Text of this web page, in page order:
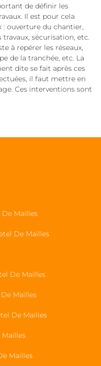
de définir les
Il est pour cela
: ouverture du chantier,
sécurisation, etc.
à repérer les réseaux,
de la tranchée, etc. La
dite se fait après ces
il faut mettre en
Ces interventions sont
Mailles
De Mailles
De Mailles
Mailles
De Mailles
Mailles